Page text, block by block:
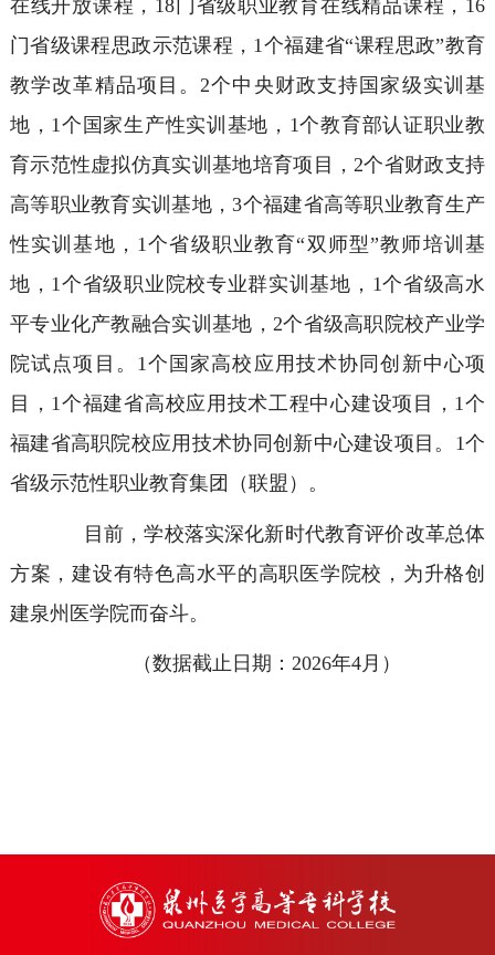
在线开放课程，18门省级职业教育在线精品课程，16
门省级课程思政示范课程，1个福建省“课程思政”教育
教学改革精品项目。2个中央财政支持国家级实训基
地，1个国家生产性实训基地，1个教育部认证职业教
育示范性虚拟仿真实训基地培育项目，2个省财政支持
高等职业教育实训基地，3个福建省高等职业教育生产
性实训基地，1个省级职业教育“双师型”教师培训基
地，1个省级职业院校专业群实训基地，1个省级高水
平专业化产教融合实训基地，2个省级高职院校产业学
院试点项目。1个国家高校应用技术协同创新中心项
目，1个福建省高校应用技术工程中心建设项目，1个
福建省高职院校应用技术协同创新中心建设项目。1个
省级示范性职业教育集团（联盟）。
目前，学校落实深化新时代教育评价改革总体
方案，建设有特色高水平的高职医学院校，为升格创
建泉州医学院而奋斗。
（数据截止日期：2026年4月）